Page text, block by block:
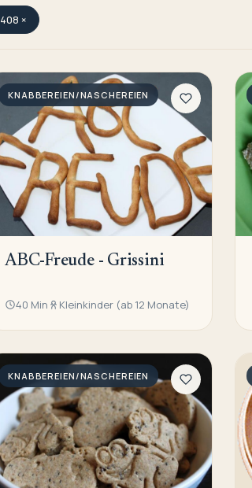
408 ×
KNABBEREIEN/NASCHEREIEN
ABC-Freude - Grissini
40 Min Kleinkinder (ab 12 Monate)
KNABBEREIEN/NASCHEREIEN